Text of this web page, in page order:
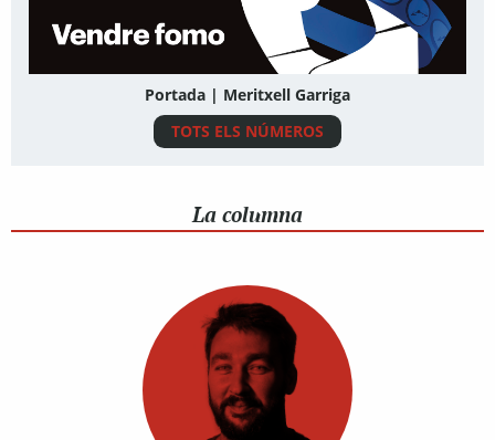
Portada | Meritxell Garriga
TOTS ELS NÚMEROS
La columna